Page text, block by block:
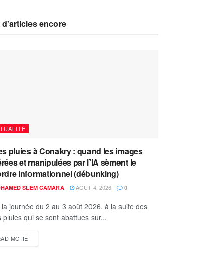
d'articles encore
pluies à Conakry : quand les images
et manipulées par l’IA sèment le
informationnel (débunking)
SLEM CAMARA AOÛT 4, 2026 0
la journée du 2 au 3 août 2026, à la suite des
pluies qui se sont abattues sur...
MORE